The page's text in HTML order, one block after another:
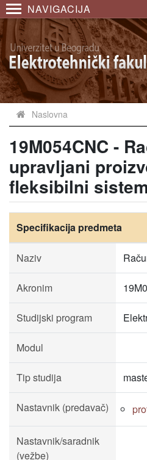
NAVIGACIJA
Naslovna
19M054CNC -
upravljani
fleksibilni
Specifikacija predmeta
Naziv
Akronim
Studijski program
Modul
Tip studija
Nastavnik (predavač)
Nastavnik/saradnik
(vežbe)